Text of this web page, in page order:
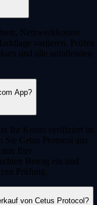
Netzwerkkosten
variieren. Prüfen
und alle anfallenden
App?
Ihr Konto verifiziert ist.
Sie Cetus Protocol aus
Ihre
Betrag ein und
Prüfung.
von Cetus Protocol?